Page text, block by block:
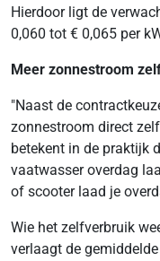
Hierdoor ligt de
0,060 tot € 0,065 per
Meer zonnestroom
"Naast de
zonnestroom direct
betekent in de praktijk
vaatwasser overdag
of scooter laad je
Wie het zelfverbruik
verlaagt de